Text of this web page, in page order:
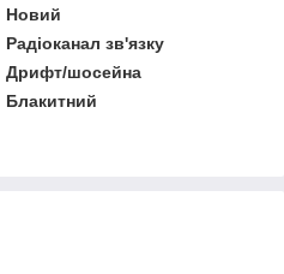
Новий
Радіоканал зв'язку
Дрифт/шосейна
Блакитний